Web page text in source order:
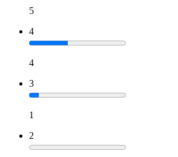
5
4
4
3
1
2